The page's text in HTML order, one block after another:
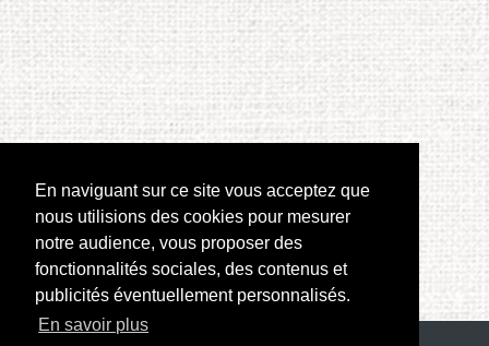
En naviguant sur ce site vous acceptez que
nous utilisions des cookies pour mesurer
notre audience, vous proposer des
fonctionnalités sociales, des contenus et
publicités éventuellement personnalisés.
En savoir plus